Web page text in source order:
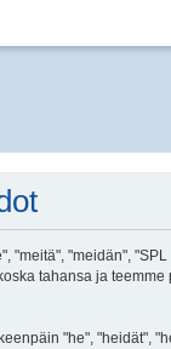
"meitä", "meidän",
tahansa ja
"he", "heidät",